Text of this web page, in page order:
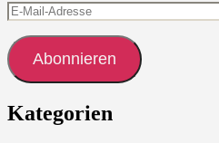
E-
Mail-
Adresse
Abonnieren
Kategorien